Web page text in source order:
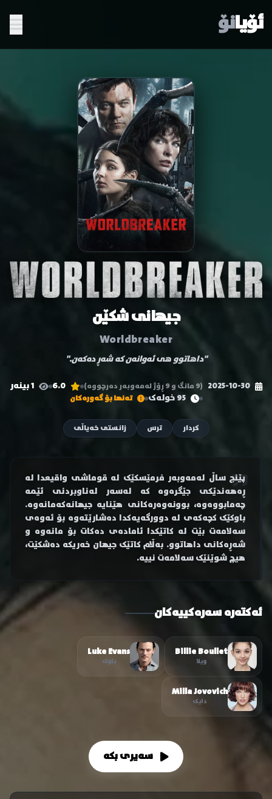
ئۆیانۆ
جیهانی شکێن
Worldbreaker
"داهاتوو هی ئەوانەن کە شەڕ دەکەن."
2025-10-30 (9 مانگ و 9 ڕۆژ لەمەوبەر دەرچووە) 6.0
1 بینەر
95 خولەک
تەنها بۆ گەورەکان
کردار ترس زانستی خەیاڵی
پێنج ساڵ لەمەوبەر فرمێسکێک لە قوماشی واقیعدا لە
ڕەهەندێکی جێگرەوە کە لەسەر لەناوبردنی ئێمە
چەمابووەوە، بوونەوەرەکانی هێنایە جیهانەکەمانەوە.
باوکێک کچەکەی لە دوورگەیەکدا دەشارێتەوە بۆ ئەوەی
سەلامەت بێت لە کاتێکدا ئامادەی دەکات بۆ مانەوە و
شەڕەکانی داهاتوو. بەڵام کاتێک جیهان خەریکە دەشکێت،
هیچ شوێنێک سەلامەت نییە.
ئەکتەرە سەرەکییەکان
Billie Boullet
ویلا
Luke Evans
باوک
Milla Jovovich
دایک
سەیری بکە